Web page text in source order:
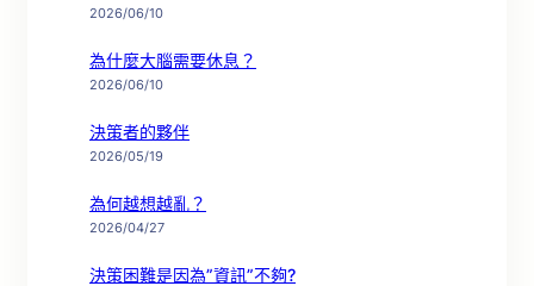
2026/06/10
為什麼大腦需要休息？
2026/06/10
決策者的夥伴
2026/05/19
為何越想越亂？
2026/04/27
決策困難是因為”資訊”不夠?